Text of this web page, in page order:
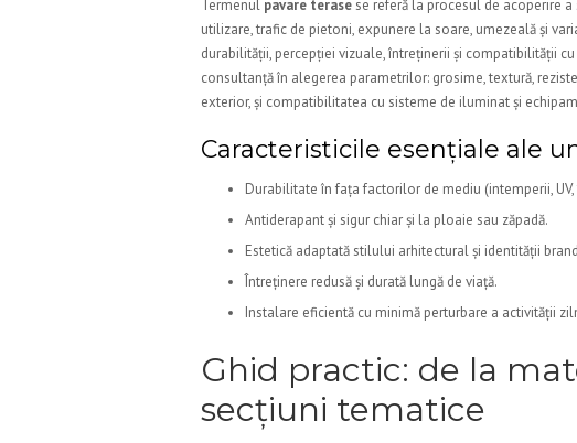
Termenul pavare terasese referă la procesul de acoperire
utilizare, trafic de pietoni, expunere la soare, umezeală și
durabilității, percepției vizuale, întreținerii și compatibilității
consultanță în alegerea parametrilor: grosime, textură,
exterior, și compatibilitatea cu sisteme de iluminat și
Caracteristicile esențiale ale
Durabilitate în fața factorilor de mediu (intemperii,
Antiderapant și sigur chiar și la ploaie sau zăpadă.
Estetică adaptată stilului arhitectural și identității
Întreținere redusă și durată lungă de viață.
Instalare eficientă cu minimă perturbare a activității
Ghid practic: de la
secțiuni tematice